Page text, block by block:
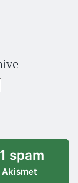
spam
Akismet